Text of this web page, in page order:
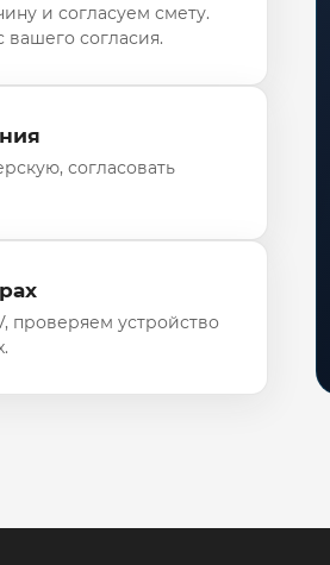
и согласуем смету.
согласия.
согласовать
проверяем устройство